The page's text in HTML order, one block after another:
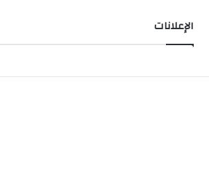
الإعلانات